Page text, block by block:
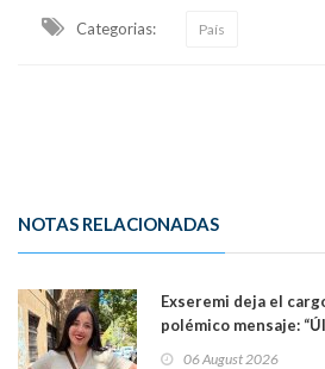
Categorias: País
NOTAS RELACIONADAS
Exseremi deja el
polémico mensaje:
06 August 2026